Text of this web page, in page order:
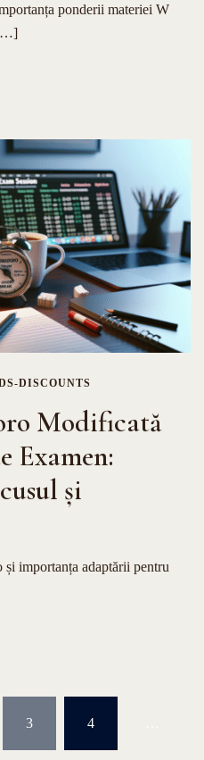
ponderii materiei W
[…]
DISCOUNTS
Modificată
Examen:
și
importanța adaptării pentru
3 4